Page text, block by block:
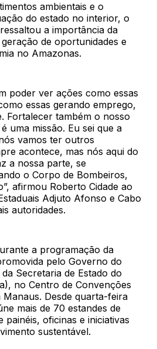
ambientais e o
do estado no interior, o
a importância da
de oportunidades e
no Amazonas.
poder ver ações como essas
essas gerando emprego,
Fortalecer também o nosso
uma missão. Eu sei que a
vamos ter outros
acontece, mas nós aqui do
a nossa parte, se
o Corpo de Bombeiros,
afirmou Roberto Cidade ao
Adjuto Afonso e Cabo
autoridades.
a programação da
pelo Governo do
Secretaria de Estado do
no Centro de Convenções
Manaus. Desde quarta-feira
mais de 70 estandes de
painéis, oficinas e iniciativas
sustentável.